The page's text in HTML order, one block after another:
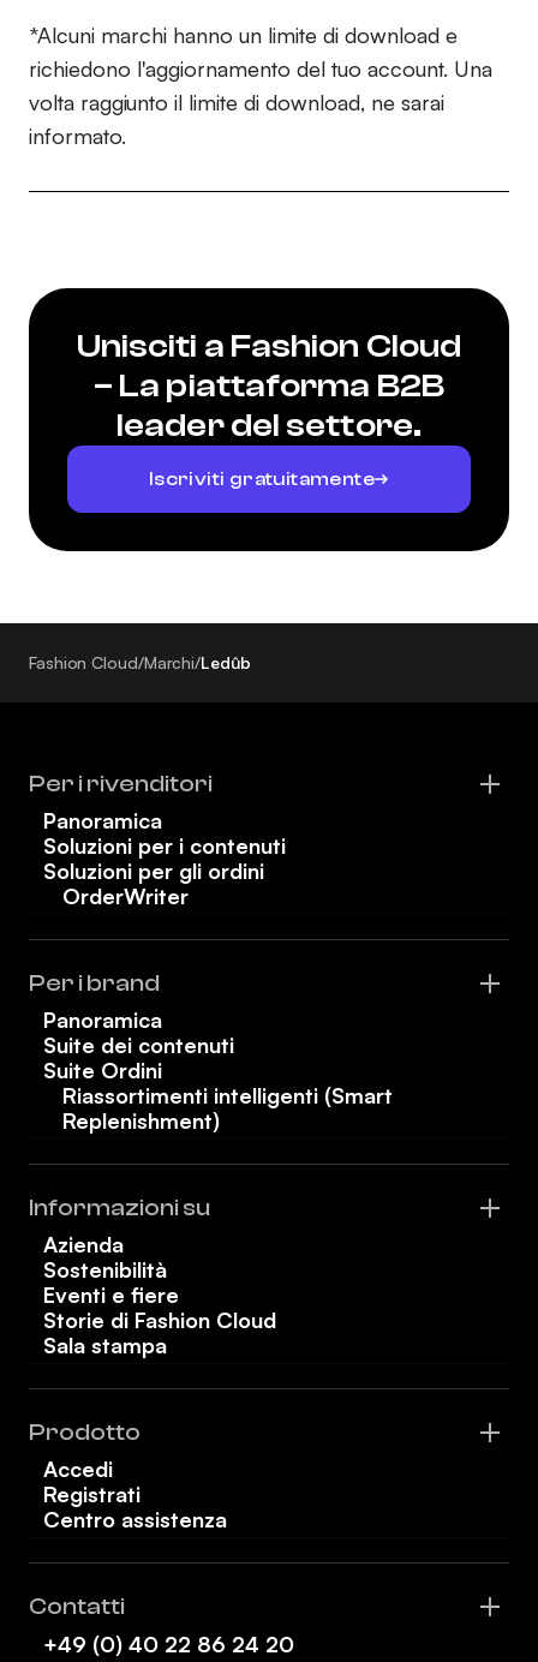
*Alcuni marchi hanno un limite di download e
richiedono l'aggiornamento del tuo account. Una
volta raggiunto il limite di download, ne sarai
informato.
Unisciti a Fashion Cloud
– La piattaforma B2B
leader del settore.
Iscriviti gratuitamente
Fashion Cloud/Marchi/Ledûb
Per i rivenditori
Panoramica
Soluzioni per i contenuti
Soluzioni per gli ordini
OrderWriter
Per i brand
Panoramica
Suite dei contenuti
Suite Ordini
Riassortimenti intelligenti (Smart
Replenishment)
Informazioni su
Azienda
Sostenibilità
Eventi e fiere
Storie di Fashion Cloud
Sala stampa
Prodotto
Accedi
Registrati
Centro assistenza
Contatti
+49 (0) 40 22 86 24 20